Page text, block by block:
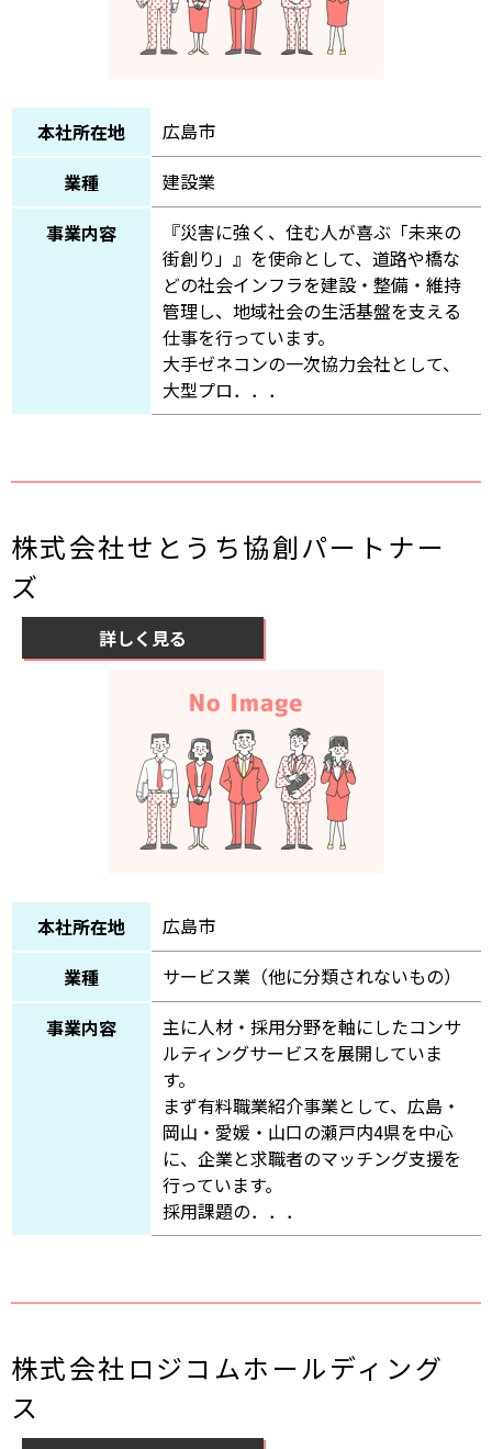
本社所在地
広島市
業種
建設業
事業内容
『災害に強く、住む人が喜ぶ「未来の
街創り」』を使命として、道路や橋な
どの社会インフラを建設・整備・維持
管理し、地域社会の生活基盤を支える
仕事を行っています。
大手ゼネコンの一次協力会社として、
大型プロ．．．
株式会社せとうち協創パートナー
ズ
詳しく見る
本社所在地
広島市
業種
サービス業（他に分類されないもの）
事業内容
主に人材・採用分野を軸にしたコンサ
ルティングサービスを展開していま
す。
まず有料職業紹介事業として、広島・
岡山・愛媛・山口の瀬戸内4県を中心
に、企業と求職者のマッチング支援を
行っています。
採用課題の．．．
株式会社ロジコムホールディング
ス